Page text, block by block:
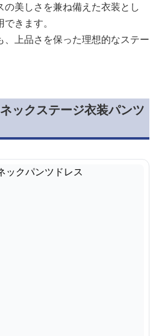
美しさを兼ね備えた衣装とし
きます。
上品さを保った理想的なステー
ックステージ衣装パンツ